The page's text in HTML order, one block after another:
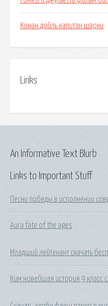
Конан дойль капитан шарки
Links
Links to Important Stuff
Песни победы в исполнении
Aura fate of the ages
Младший лейтенант скачать
Ким новейшая история 9 класс
An Informative Text Blurb